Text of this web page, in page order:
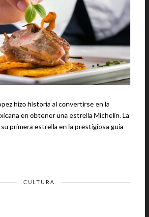
hizo historia al convertirse en la
en obtener una estrella Michelin. La
primera estrella en la prestigiosa guía
CULTURA